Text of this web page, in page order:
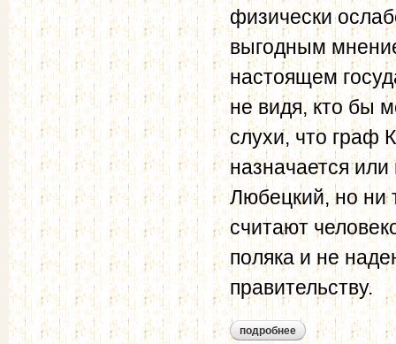
физически
выгодным
настоящем
не видя, кто бы
слухи, что граф
назначается
Любецкий, но ни
считают
поляка и не
правительству.
подробнее о министерство